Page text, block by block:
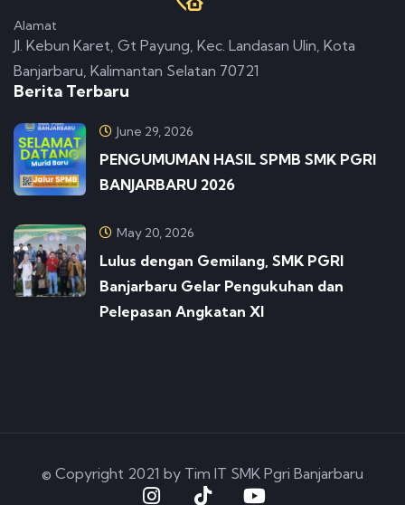
Alamat
Jl. Kebun Karet, Gt Payung, Kec. Landasan Ulin, Kota
Banjarbaru, Kalimantan Selatan 70721
Berita Terbaru
June 29, 2026
PENGUMUMAN HASIL SPMB SMK PGRI
BANJARBARU 2026
May 20, 2026
Lulus dengan Gemilang, SMK PGRI
Banjarbaru Gelar Pengukuhan dan
Pelepasan Angkatan XI
© Copyright 2021 by Tim IT SMK Pgri Banjarbaru